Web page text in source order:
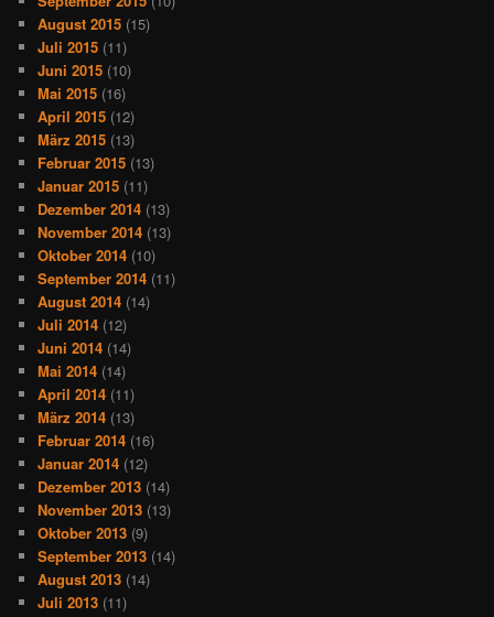
August 2015 (15)
Juli 2015 (11)
Juni 2015 (10)
Mai 2015 (16)
April 2015 (12)
März 2015 (13)
Februar 2015 (13)
Januar 2015 (11)
Dezember 2014 (13)
November 2014 (13)
Oktober 2014 (10)
September 2014 (11)
August 2014 (14)
Juli 2014 (12)
Juni 2014 (14)
Mai 2014 (14)
April 2014 (11)
März 2014 (13)
Februar 2014 (16)
Januar 2014 (12)
Dezember 2013 (14)
November 2013 (13)
Oktober 2013 (9)
September 2013 (14)
August 2013 (14)
Juli 2013 (11)